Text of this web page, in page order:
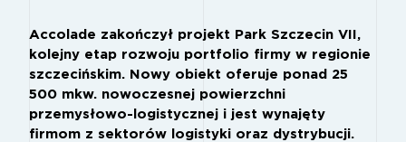
Accolade zakończył projekt Park Szczecin VII,
kolejny etap rozwoju portfolio firmy w regionie
szczecińskim. Nowy obiekt oferuje ponad 25
500 mkw. nowoczesnej powierzchni
przemysłowo-logistycznej i jest wynajęty
firmom z sektorów logistyki oraz dystrybucji.